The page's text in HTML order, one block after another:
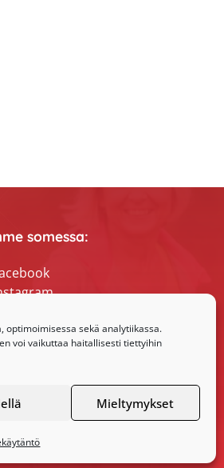
optimoimisessa sekä analytiikassa.
voi vaikuttaa haitallisesti tiettyihin
Mieltymykset
somessa: